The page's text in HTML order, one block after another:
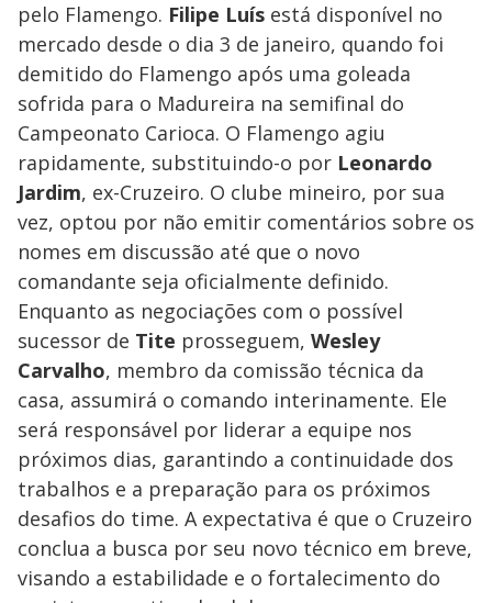
pelo Flamengo. Filipe Luís está disponível no
mercado desde o dia 3 de janeiro, quando foi
demitido do Flamengo após uma goleada
sofrida para o Madureira na semifinal do
Campeonato Carioca. O Flamengo agiu
rapidamente, substituindo-o por Leonardo
Jardim, ex-Cruzeiro. O clube mineiro, por sua
vez, optou por não emitir comentários sobre os
nomes em discussão até que o novo
comandante seja oficialmente definido.
Enquanto as negociações com o possível
sucessor de Tite prosseguem, Wesley
Carvalho, membro da comissão técnica da
casa, assumirá o comando interinamente. Ele
será responsável por liderar a equipe nos
próximos dias, garantindo a continuidade dos
trabalhos e a preparação para os próximos
desafios do time. A expectativa é que o Cruzeiro
conclua a busca por seu novo técnico em breve,
visando a estabilidade e o fortalecimento do